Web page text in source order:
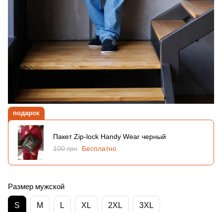
подарок
Пакет Zip-lock Handy Wear черный
100 грн
Бесплатно
Размер мужской
S M L XL 2XL 3XL